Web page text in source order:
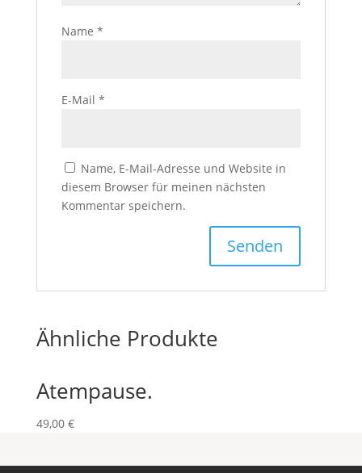
Name *
E-Mail *
Name, E-Mail-Adresse und Website in
diesem Browser für meinen nächsten
Kommentar speichern.
Ähnliche Produkte
Atempause.
49,00 €